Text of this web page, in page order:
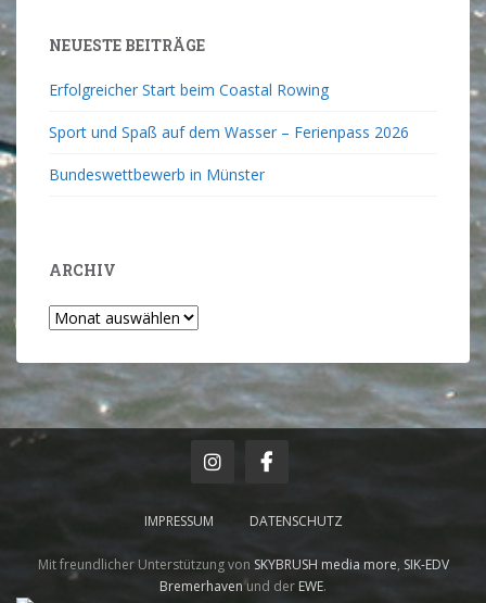
NEUESTE BEITRÄGE
Erfolgreicher Start beim Coastal Rowing
Sport und Spaß auf dem Wasser – Ferienpass 2026
Bundeswettbewerb in Münster
ARCHIV
IMPRESSUM DATENSCHUTZ
Mit freundlicher Unterstützung von SKYBRUSH media more, SIK-EDV
Bremerhavenund der EWE.